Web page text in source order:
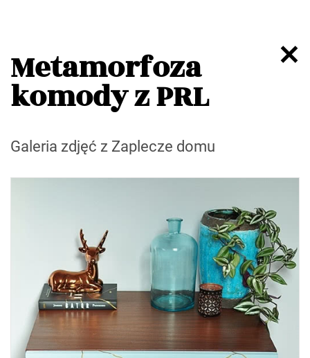
Metamorfoza
komody z PRL
Galeria zdjęć z Zaplecze domu